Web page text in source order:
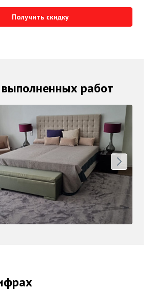
Получить скидку
работ